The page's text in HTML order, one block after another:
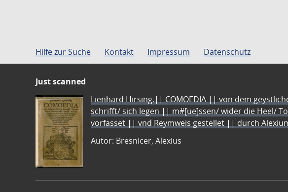
Hilfe zur Suche Kontakt Impressum Datenschutz
Just scanned
Lienhard Hirsing.|| COMOEDIA || von dem
schrifft/ sich legen || m#[ue]ssen/ wider die Heel/
vorfasset || vnd Reymweis gestellet || durch
Autor: Bresnicer, Alexius